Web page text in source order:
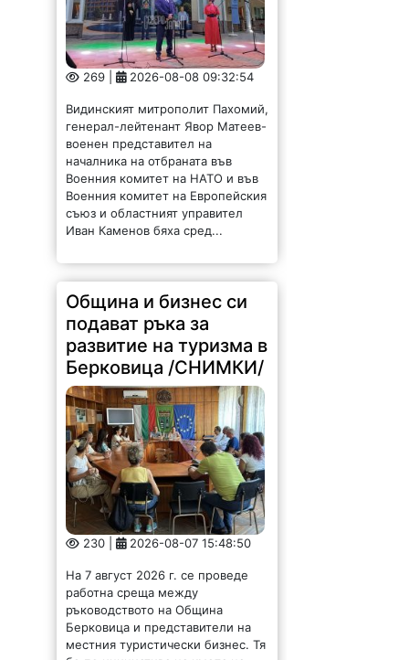
269 | 2026-08-08 09:32:54
Видинският митрополит Пахомий,
генерал-лейтенант Явор Матеев-
началника на отбраната във
Военния комитет на НАТО и във
Военния комитет на Европейския
съюз и областният управител
Иван Каменов бяха сред...
подават ръка за
развитие на туризма в
Берковица /СНИМКИ/
230 | 2026-08-07 15:48:50
На 7 август 2026 г. се проведе
работна среща между
Берковица и представители на
местния туристически бизнес. Тя
бе по инициатива на кмета на
община Берковица Радослав
Найденов...